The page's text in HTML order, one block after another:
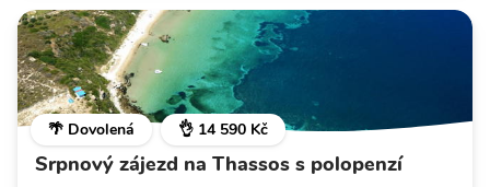
🌴 Dovolená 👌 14 590 Kč
Srpnový zájezd na Thassos s polopenzí